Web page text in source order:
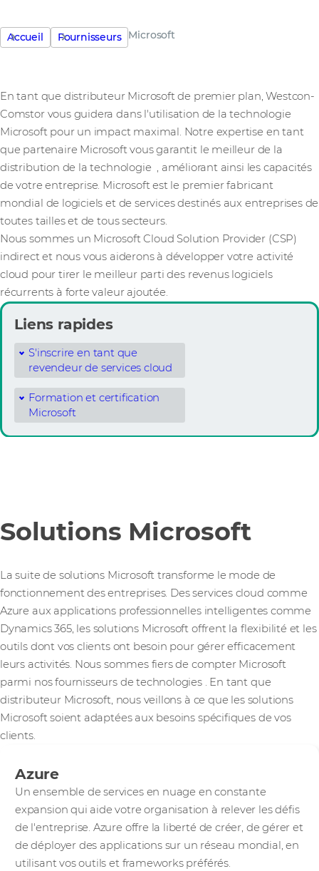
Accueil Fournisseurs Microsoft
En tant que distributeur Microsoft de premier plan, Westcon-
Comstor vous guidera dans l'utilisation de la technologie
Microsoft pour un impact maximal. Notre expertise en tant
que partenaire Microsoft vous garantit le meilleur de la
distribution de la technologie , améliorant ainsi les capacités
de votre entreprise. Microsoft est le premier fabricant
mondial de logiciels et de services destinés aux entreprises de
toutes tailles et de tous secteurs.
Nous sommes un Microsoft Cloud Solution Provider (CSP)
indirect et nous vous aiderons à développer votre activité
cloud pour tirer le meilleur parti des revenus logiciels
récurrents à forte valeur ajoutée.
Liens rapides
S'inscrire en tant que
revendeur de services cloud
Formation et certification
Microsoft
Solutions Microsoft
La suite de solutions Microsoft transforme le mode de
fonctionnement des entreprises. Des services cloud comme
Azure aux applications professionnelles intelligentes comme
Dynamics 365, les solutions Microsoft offrent la flexibilité et les
outils dont vos clients ont besoin pour gérer efficacement
leurs activités. Nous sommes fiers de compter Microsoft
parmi nos fournisseurs de technologies . En tant que
distributeur Microsoft, nous veillons à ce que les solutions
Microsoft soient adaptées aux besoins spécifiques de vos
clients.
Azure
Un ensemble de services en nuage en constante
expansion qui aide votre organisation à relever les défis
de l'entreprise. Azure offre la liberté de créer, de gérer et
de déployer des applications sur un réseau mondial, en
utilisant vos outils et frameworks préférés.